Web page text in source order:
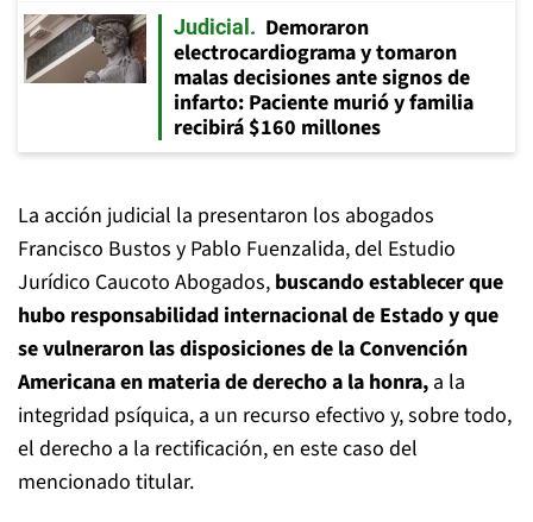
Judicial
Demoraron
electrocardiograma y tomaron
malas decisiones ante signos de
infarto: Paciente murió y familia
recibirá $160 millones
La acción judicial la presentaron los abogados
Francisco Bustos y Pablo Fuenzalida, del Estudio
Jurídico Caucoto Abogados, buscando establecer que
hubo responsabilidad internacional de Estado y que
se vulneraron las disposiciones de la Convención
Americana en materia de derecho a la honra, a la
integridad psíquica, a un recurso efectivo y, sobre todo,
el derecho a la rectificación, en este caso del
mencionado titular.